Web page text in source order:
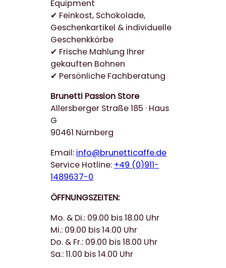
Equipment
✔ Feinkost, Schokolade,
Geschenkartikel & individuelle
Geschenkkörbe
✔ Frische Mahlung Ihrer
gekauften Bohnen
✔ Persönliche Fachberatung
Brunetti Passion Store
Allersberger Straße 185 · Haus
G
90461 Nürnberg
Email: info@brunetticaffe.de
Service Hotline: +49 (0)911-
1489637-0
ÖFFNUNGSZEITEN:
Mo. & Di.: 09.00 bis 18.00 Uhr
Mi.: 09.00 bis 14.00 Uhr
Do. & Fr.: 09.00 bis 18.00 Uhr
Sa.: 11.00 bis 14.00 Uhr